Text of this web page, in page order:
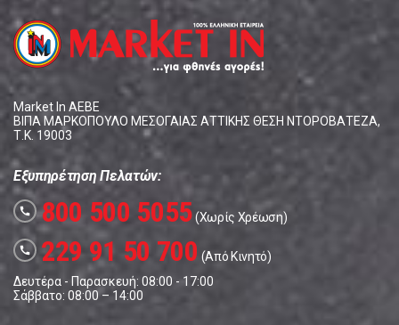
Market In ΑΕΒΕ
ΒΙΠΑ ΜΑΡΚΟΠΟΥΛΟ ΜΕΣΟΓΑΙΑΣ ΑΤΤΙΚΗΣ ΘΕΣΗ ΝΤΟΡΟΒΑΤΕΖΑ,
Τ.Κ. 19003
Εξυπηρέτηση Πελατών:
call 800 500 5055(Χωρίς Χρέωση)
call 229 91 50 700 (Από Κινητό)
Δευτέρα - Παρασκευή: 08:00 - 17:00
Σάββατο: 08:00 – 14:00